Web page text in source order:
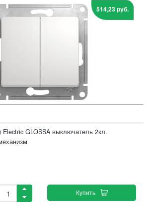
514,23 руб.
Electric GLOSSA выключатель 2кл.
Купить